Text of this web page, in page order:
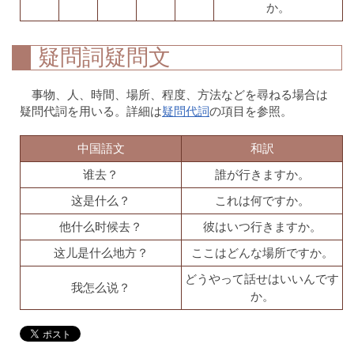
か。
疑問詞疑問文
事物、人、時間、場所、程度、方法などを尋ねる場合は
疑問代詞を用いる。詳細は疑問代詞の項目を参照。
中国語文
和訳
谁去？
誰が行きますか。
这是什么？
これは何ですか。
他什么时候去？
彼はいつ行きますか。
这儿是什么地方？
ここはどんな場所ですか。
我怎么说？
どうやって話せはいいんです
か。